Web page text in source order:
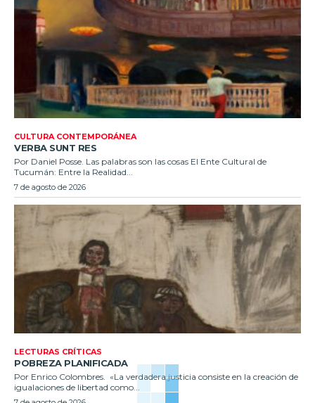
CULTURA CONTEMPORÁNEA
VERBA SUNT RES
Por Daniel Posse. Las palabras son las cosas El Ente Cultural de
Tucumán: Entre la Realidad...
7 de agosto de 2026
LECTURAS CRÍTICAS
POBREZA PLANIFICADA
Por Enrico Colombres. «La verdadera justicia consiste en la creación de
igualaciones de libertad como...